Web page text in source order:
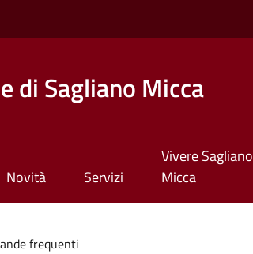
di Sagliano Micca
Novità Servizi
Vivere Sagliano
Micca
frequenti